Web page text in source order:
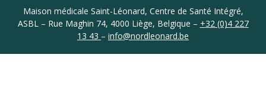
Coordonnées
Maison médicale Saint-Léonard, Centre de Santé Intégré,
ASBL – Rue Maghin 74, 4000 Liège, Belgique – +32 (0)4 227
13 43 – info@nordleonard.be